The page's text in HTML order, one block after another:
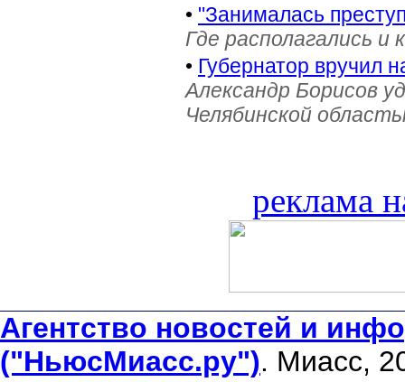
• "Занималась
Где располагались и
• Губернатор вручил
Александр Борисов
Челябинской
реклама
Агентство новостей и
("НьюсМиасс.ру"). Миасс,